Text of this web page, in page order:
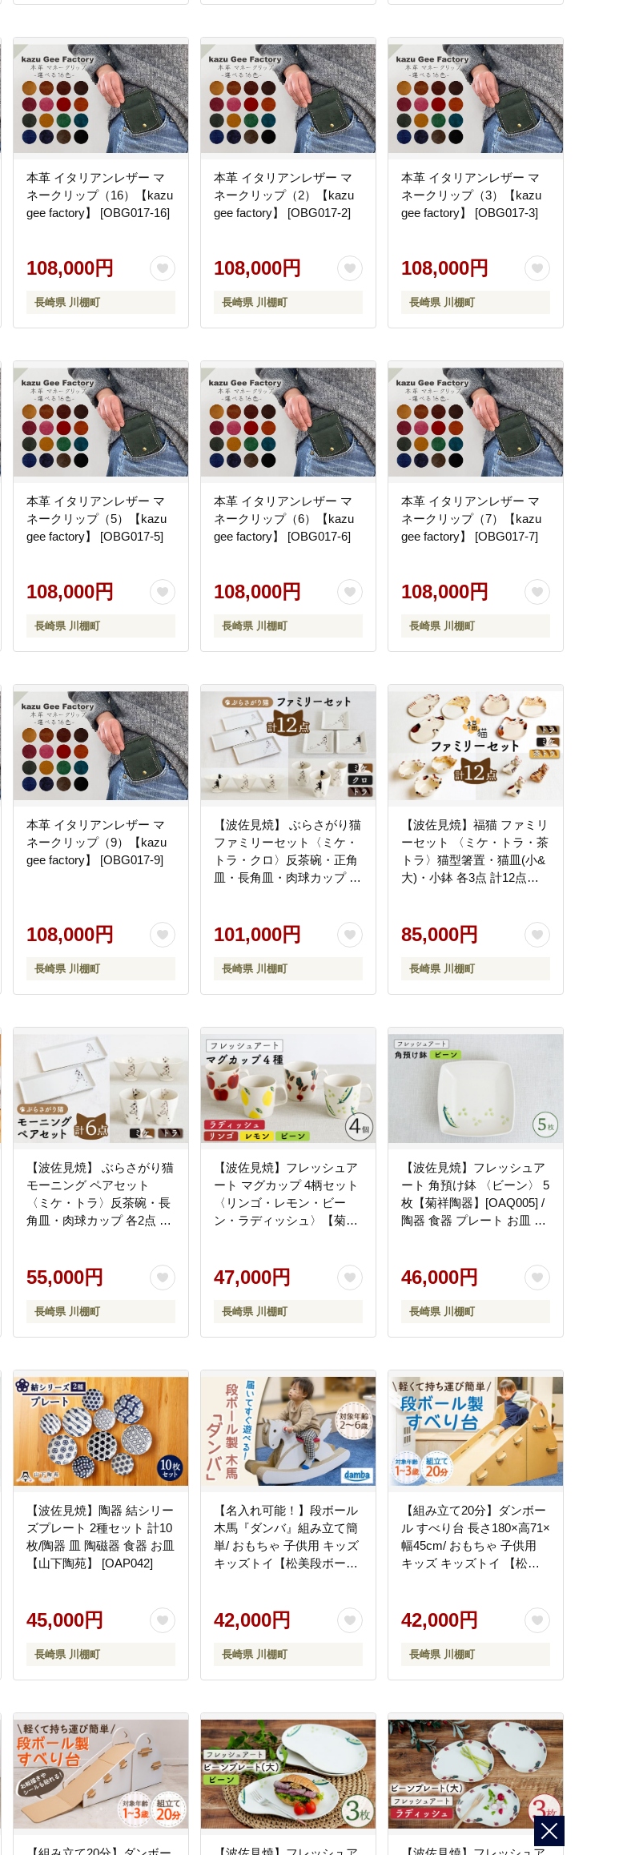
本革 イタリアンレザー マ
ネークリップ（16）【kazu
gee factory】 [OBG017-16]
108,000円
長崎県 川棚町
本革 イタリアンレザー マ
ネークリップ（2）【kazu
gee factory】 [OBG017-2]
108,000円
長崎県 川棚町
本革 イタリアンレザー マ
ネークリップ（3）【kazu
gee factory】 [OBG017-3]
108,000円
長崎県 川棚町
本革 イタリアンレザー マ
ネークリップ（5）【kazu
gee factory】 [OBG017-5]
108,000円
長崎県 川棚町
本革 イタリアンレザー マ
ネークリップ（6）【kazu
gee factory】 [OBG017-6]
108,000円
長崎県 川棚町
本革 イタリアンレザー マ
ネークリップ（7）【kazu
gee factory】 [OBG017-7]
108,000円
長崎県 川棚町
本革 イタリアンレザー マ
ネークリップ（9）【kazu
gee factory】 [OBG017-9]
108,000円
長崎県 川棚町
【波佐見焼】 ぶらさがり猫
ファミリーセット〈ミケ・
トラ・クロ〉反茶碗・正角
皿・長角皿・肉球カップ 各
わいい シンプル お皿 プレ
ート カップ お茶碗
101,000円
長崎県 川棚町
【波佐見焼】福猫 ファミリ
ーセット 〈ミケ・トラ・茶
トラ〉猫型箸置・猫皿(小&
大)・小鉢 各3点 計12点
85,000円
長崎県 川棚町
【波佐見焼】 ぶらさがり猫
モーニング ペアセット
〈ミケ・トラ〉反茶碗・長
角皿・肉球カップ 各2点 計
55,000円
長崎県 川棚町
【波佐見焼】フレッシュア
ート マグカップ 4柄セット
〈リンゴ・レモン・ビー
ン・ラディッシュ〉【菊祥
47,000円
長崎県 川棚町
【波佐見焼】フレッシュア
ート 角預け鉢 〈ビーン〉 5
枚【菊祥陶器】[OAQ005] /
陶器 食器 プレート お皿 波
46,000円
長崎県 川棚町
【波佐見焼】陶器 結シリー
ズプレート 2種セット 計10
枚/陶器 皿 陶磁器 食器 お皿
【山下陶苑】 [OAP042]
45,000円
長崎県 川棚町
【名入れ可能！】段ボール
木馬『ダンバ』組み立て簡
単/ おもちゃ 子供用 キッズ
キッズトイ【松美段ボー
42,000円
長崎県 川棚町
【組み立て20分】ダンボー
ル すべり台 長さ180×高71×
幅45cm/ おもちゃ 子供用
キッズ キッズトイ 【松美
42,000円
長崎県 川棚町